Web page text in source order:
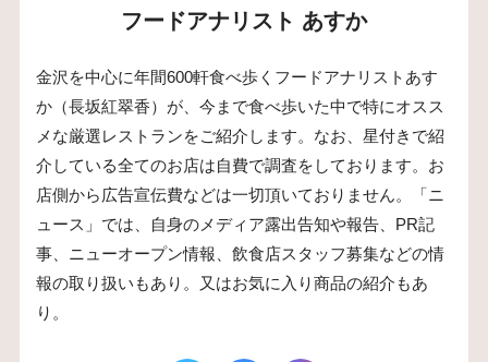
フードアナリスト あすか
金沢を中心に年間600軒食べ歩くフードアナリストあす
か（長坂紅翠香）が、今まで食べ歩いた中で特にオスス
メな厳選レストランをご紹介します。なお、星付きで紹
介している全てのお店は自費で調査をしております。お
店側から広告宣伝費などは一切頂いておりません。「ニ
ュース」では、自身のメディア露出告知や報告、PR記
事、ニューオープン情報、飲食店スタッフ募集などの情
報の取り扱いもあり。又はお気に入り商品の紹介もあ
り。